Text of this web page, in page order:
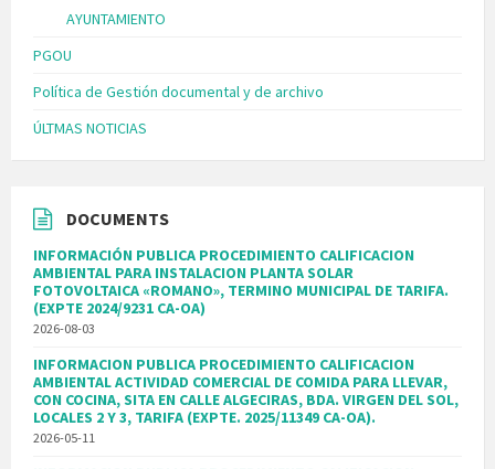
AYUNTAMIENTO
PGOU
Política de Gestión documental y de archivo
ÚLTMAS NOTICIAS
DOCUMENTS
INFORMACIÓN PUBLICA PROCEDIMIENTO CALIFICACION
AMBIENTAL PARA INSTALACION PLANTA SOLAR
FOTOVOLTAICA «ROMANO», TERMINO MUNICIPAL DE TARIFA.
(EXPTE 2024/9231 CA-OA)
2026-08-03
INFORMACION PUBLICA PROCEDIMIENTO CALIFICACION
AMBIENTAL ACTIVIDAD COMERCIAL DE COMIDA PARA LLEVAR,
CON COCINA, SITA EN CALLE ALGECIRAS, BDA. VIRGEN DEL SOL,
LOCALES 2 Y 3, TARIFA (EXPTE. 2025/11349 CA-OA).
2026-05-11